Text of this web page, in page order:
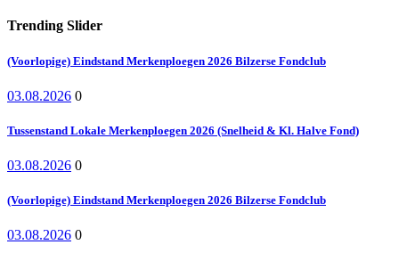
Trending Slider
(Voorlopige) Eindstand Merkenploegen 2026 Bilzerse Fondclub
03.08.2026 0
Tussenstand Lokale Merkenploegen 2026 (Snelheid & Kl. Halve Fond)
03.08.2026 0
(Voorlopige) Eindstand Merkenploegen 2026 Bilzerse Fondclub
03.08.2026 0